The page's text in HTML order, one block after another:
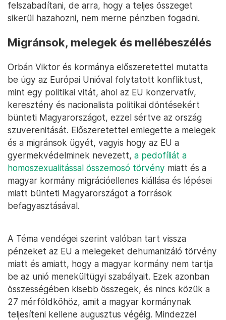
felszabadítani, de arra, hogy a teljes összeget
sikerül hazahozni, nem merne pénzben fogadni.
Migránsok, melegek és mellébeszélés
Orbán Viktor és kormánya előszeretettel mutatta
be úgy az Európai Unióval folytatott konfliktust,
mint egy politikai vitát, ahol az EU konzervatív,
keresztény és nacionalista politikai döntésekért
bünteti Magyarországot, ezzel sértve az ország
szuverenitását. Előszeretettel emlegette a melegek
és a migránsok ügyét, vagyis hogy az EU a
gyermekvédelminek nevezett, a pedofíliát a
homoszexualitással összemosó törvény miatt és a
magyar kormány migrációellenes kiállása és lépései
miatt bünteti Magyarországot a források
befagyasztásával.
A Téma vendégei szerint valóban tart vissza
pénzeket az EU a melegeket dehumanizáló törvény
miatt és amiatt, hogy a magyar kormány nem tartja
be az unió menekültügyi szabályait. Ezek azonban
összességében kisebb összegek, és nincs közük a
27 mérföldkőhöz, amit a magyar kormánynak
teljesíteni kellene augusztus végéig. Mindezzel